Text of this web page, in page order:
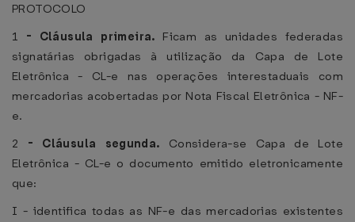
PROTOCOLO
1 - Cláusula primeira. Ficam as unidades federadas
signatárias obrigadas à utilização da Capa de Lote
Eletrônica - CL-e nas operações interestaduais com
mercadorias acobertadas por Nota Fiscal Eletrônica - NF-
e.
2 - Cláusula segunda. Considera-se Capa de Lote
Eletrônica - CL-e o documento emitido eletronicamente
que:
I - identifica todas as NF-e das mercadorias existentes